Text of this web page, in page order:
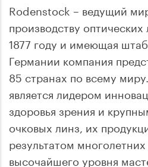
Rodenstock – ведущий
производству
1877 году и имеющая
Германии компания
85 странах по всему
является лидером
здоровья зрения и
очковых линз, их
результатом
высочайшего уровня